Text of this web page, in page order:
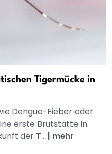
Tigermücke in
Dengue-Fieber oder
erste Brutstätte in
der T... | mehr